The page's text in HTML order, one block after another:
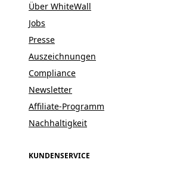
Über WhiteWall
Jobs
Presse
Auszeichnungen
Compliance
Newsletter
Affiliate-Programm
Nachhaltigkeit
KUNDENSERVICE